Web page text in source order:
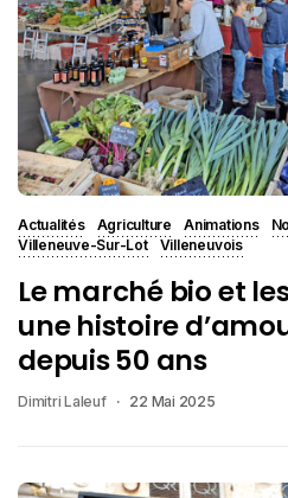
Actualités Agriculture Animations
Villeneuve-Sur-Lot
Villeneuvois
Le marché bio et
une histoire
depuis 50 ans
Dimitri Laleuf 22 Mai 2025